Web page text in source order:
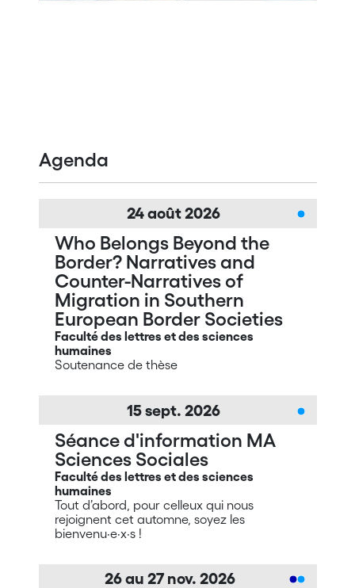
Agenda
24août2026
Who Belongs Beyond the
Border? Narratives and
Counter-Narratives of
Migration in Southern
European Border Societies
Faculté des lettres et des sciences
humaines
Soutenance de thèse
15sept. 2026
Séance d'information MA
Sciences Sociales
Faculté des lettres et des sciences
humaines
Tout d’abord, pour celleux qui nous
rejoignent cet automne, soyez les
bienvenu·e·x·s !
26au 27 nov. 2026